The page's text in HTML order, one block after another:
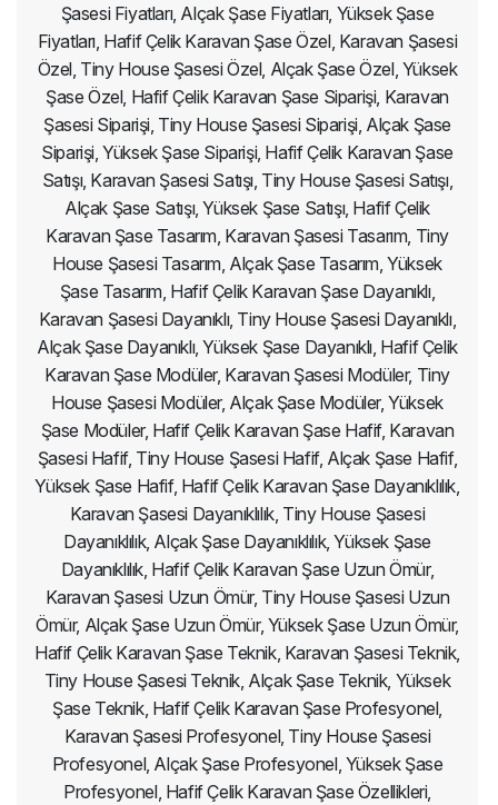
Şasesi Fiyatları, Alçak Şase Fiyatları, Yüksek Şase
Fiyatları, Hafif Çelik Karavan Şase Özel, Karavan Şasesi
Özel, Tiny House Şasesi Özel, Alçak Şase Özel, Yüksek
Şase Özel, Hafif Çelik Karavan Şase Siparişi, Karavan
Şasesi Siparişi, Tiny House Şasesi Siparişi, Alçak Şase
Siparişi, Yüksek Şase Siparişi, Hafif Çelik Karavan Şase
Satışı, Karavan Şasesi Satışı, Tiny House Şasesi Satışı,
Alçak Şase Satışı, Yüksek Şase Satışı, Hafif Çelik
Karavan Şase Tasarım, Karavan Şasesi Tasarım, Tiny
House Şasesi Tasarım, Alçak Şase Tasarım, Yüksek
Şase Tasarım, Hafif Çelik Karavan Şase Dayanıklı,
Karavan Şasesi Dayanıklı, Tiny House Şasesi Dayanıklı,
Alçak Şase Dayanıklı, Yüksek Şase Dayanıklı, Hafif Çelik
Karavan Şase Modüler, Karavan Şasesi Modüler, Tiny
House Şasesi Modüler, Alçak Şase Modüler, Yüksek
Şase Modüler, Hafif Çelik Karavan Şase Hafif, Karavan
Şasesi Hafif, Tiny House Şasesi Hafif, Alçak Şase Hafif,
Yüksek Şase Hafif, Hafif Çelik Karavan Şase Dayanıklılık,
Karavan Şasesi Dayanıklılık, Tiny House Şasesi
Dayanıklılık, Alçak Şase Dayanıklılık, Yüksek Şase
Dayanıklılık, Hafif Çelik Karavan Şase Uzun Ömür,
Karavan Şasesi Uzun Ömür, Tiny House Şasesi Uzun
Ömür, Alçak Şase Uzun Ömür, Yüksek Şase Uzun Ömür,
Hafif Çelik Karavan Şase Teknik, Karavan Şasesi Teknik,
Tiny House Şasesi Teknik, Alçak Şase Teknik, Yüksek
Şase Teknik, Hafif Çelik Karavan Şase Profesyonel,
Karavan Şasesi Profesyonel, Tiny House Şasesi
Profesyonel, Alçak Şase Profesyonel, Yüksek Şase
Profesyonel, Hafif Çelik Karavan Şase Özellikleri,